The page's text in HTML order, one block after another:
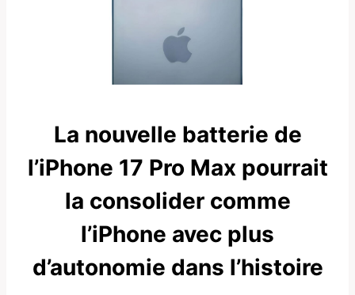
La nouvelle batterie de
l’iPhone 17 Pro Max pourrait
la consolider comme
l’iPhone avec plus
d’autonomie dans l’histoire